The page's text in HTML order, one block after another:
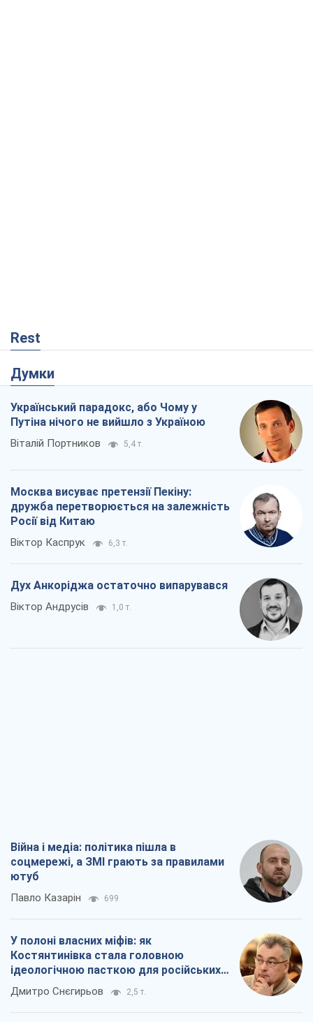
Rest
Думки
Український парадокс, або Чому у
Путіна нічого не вийшло з Україною
Віталій Портников 5,4 т.
Москва висуває претензії Пекіну:
дружба перетворюється на залежність
Росії від Китаю
Віктор Каспрук 6,3 т.
Дух Анкоріджа остаточно випарувався
Віктор Андрусів 1,0 т.
Війна і медіа: політика пішла в
соцмережі, а ЗМІ грають за правилами
ютуб
Павло Казарін 699
У полоні власних міфів: як
Костянтинівка стала головною
ідеологічною пасткою для російських
окупантів
Дмитро Снєгирьов 2,5 т.